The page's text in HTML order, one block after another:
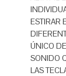
ESTIRAR
ÚNICO
SONIDO
LAS